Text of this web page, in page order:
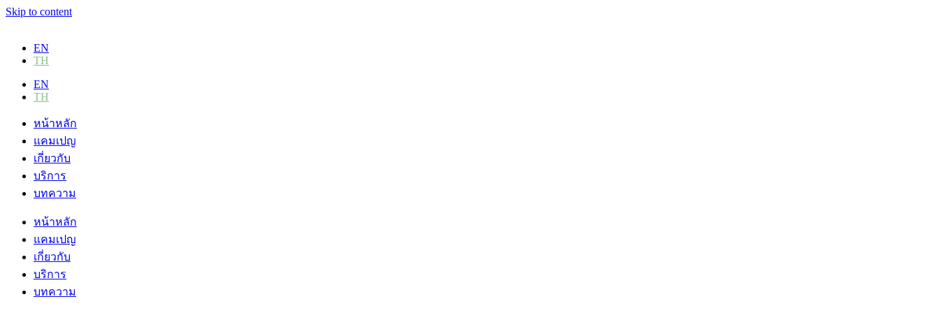
Skip to content
EN
TH
EN
TH
หน้าหลัก
แคมเปญ
เกี่ยวกับ
บริการ
บทความ
หน้าหลัก
แคมเปญ
เกี่ยวกับ
บริการ
บทความ